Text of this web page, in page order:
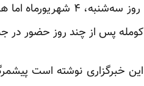
روز سه‌شنبه، ۴ شهریورماه اما همزمان با سفر محمدجواد ظریف به اقلیم کردستان عراق، خبرگزاری
کومله پس از چند روز حضور در